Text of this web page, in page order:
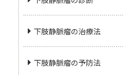
下肢静脈瘤の治療法
下肢静脈瘤の予防法